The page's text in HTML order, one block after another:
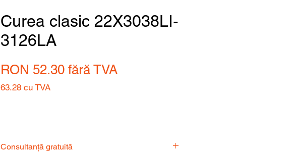
Curea clasic 22X3038LI-
3126LA
RON 52.30 fără TVA
63.28 cu TVA
Consultanță gratuită